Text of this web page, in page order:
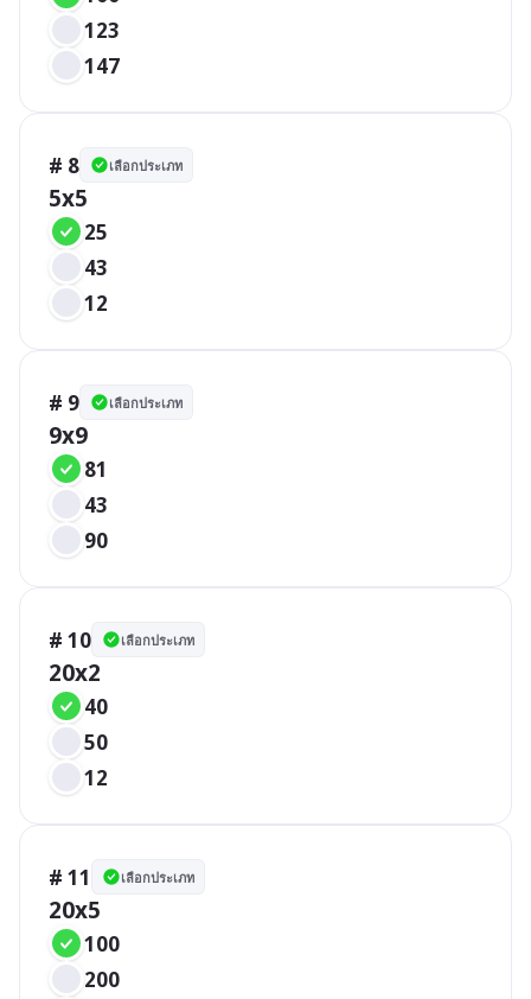
123
147
# 8 เลือกประเภท
5x5
25
43
12
# 9 เลือกประเภท
9x9
81
43
90
# 10 เลือกประเภท
20x2
40
50
12
# 11 เลือกประเภท
20x5
100
200